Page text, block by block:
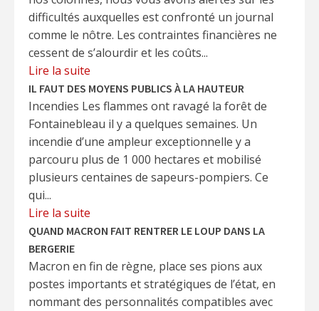
difficultés auxquelles est confronté un journal
comme le nôtre. Les contraintes financières ne
cessent de s’alourdir et les coûts...
Lire la suite
IL FAUT DES MOYENS PUBLICS À LA HAUTEUR
Incendies Les flammes ont ravagé la forêt de
Fontainebleau il y a quelques semaines. Un
incendie d’une ampleur exceptionnelle y a
parcouru plus de 1 000 hectares et mobilisé
plusieurs centaines de sapeurs-pompiers. Ce
qui...
Lire la suite
QUAND MACRON FAIT RENTRER LE LOUP DANS LA
BERGERIE
Macron en fin de règne, place ses pions aux
postes importants et stratégiques de l’état, en
nommant des personnalités compatibles avec